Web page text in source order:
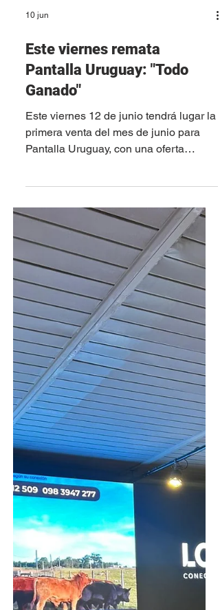
10 jun
Este viernes remata
Pantalla Uruguay: "Todo
primera venta del mes de junio para
Pantalla Uruguay, con una oferta
cercana a las 6 mil cabezas, en todas
las categorías y todo el país. En esta
jornada se ofrecerán 1.570 terneros,
1.197 terneras, 355 terneros y terneras,
283 novillos de 1 a 2 años, 100 novillos
de 2 a 3 años, 896 vacas de invernada,
104 piezas de cría, 428 vaquillonas sin
servicio de 1 a 2 años y cierra con 386
vientres preñados. Transmite en vivo
Canal Rural 195 de